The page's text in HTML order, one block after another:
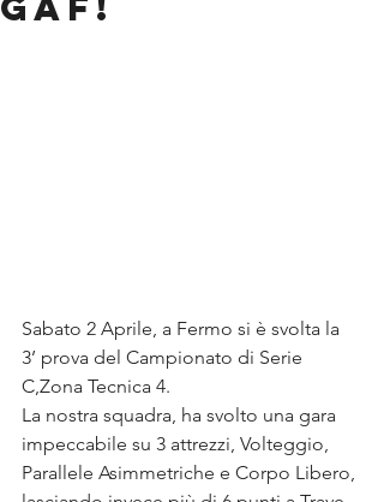
Sabato 2 Aprile, a Fermo si è svolta la
3’ prova del Campionato di Serie
C,Zona Tecnica 4.
La nostra squadra, ha svolto una gara
impeccabile su 3 attrezzi, Volteggio,
Parallele Asimmetriche e Corpo Libero,